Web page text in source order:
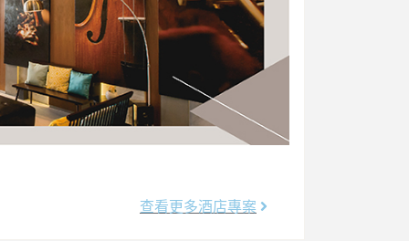
查看更多酒店專案